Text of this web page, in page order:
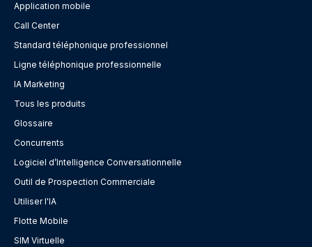
Application mobile
Call Center
Standard téléphonique professionnel
Ligne téléphonique professionnelle
IA Marketing
Tous les produits
Glossaire
Concurrents
Logiciel d’Intelligence Conversationnelle
Outil de Prospection Commerciale
Utiliser l'IA
Flotte Mobile
SIM Virtuelle